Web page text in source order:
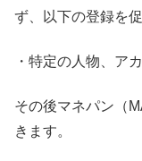
ず、以下の登録を
・特定の人物、ア
その後マネパン（
きます。